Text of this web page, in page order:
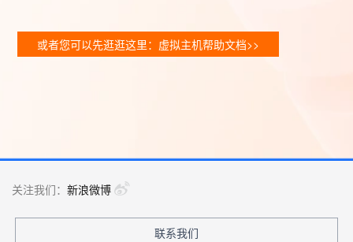
或者您可以先逛逛这里：虚拟主机帮助文档>>